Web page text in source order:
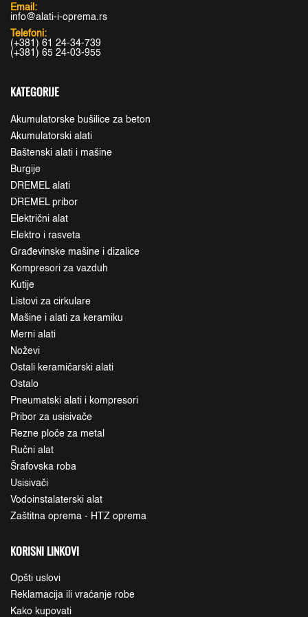
Email:
info@alati-i-oprema.rs
Telefoni:
(+381) 61 24-34-739
(+381) 65 24-03-955
KATEGORIJE
Akumulatorske bušilice za beton
Akumulatorski alati
Baštenski alati i mašine
Burgije
DREMEL alati
DREMEL pribor
Električni alat
Elektro i rasveta
Građevinske mašine i dizalice
Kompresori za vazduh
Kutije
Listovi za cirkulare
Mašine i alati za keramiku
Merni alati
Noževi
Ostali keramičarski alati
Ostalo
Pneumatski alati i kompresori
Pribor za usisivače
Rezne ploče za metal
Ručni alat
Šrafovska roba
Usisivači
Vodoinstalaterski alat
Zaštitna oprema - HTZ oprema
KORISNI LINKOVI
Opšti uslovi
Reklamacija ili vraćanje robe
Kako kupovati